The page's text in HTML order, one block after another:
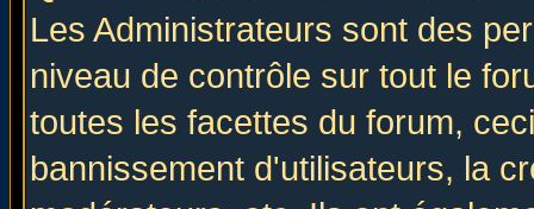
Les Administrateurs sont des
niveau de contrôle sur tout le
toutes les facettes du forum,
bannissement d'utilisateurs, la